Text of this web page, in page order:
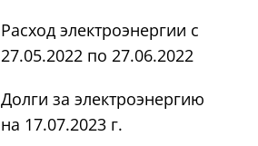
Расход электроэнергии с
27.05.2022 по 27.06.2022
Долги за электроэнергию
на 17.07.2023 г.